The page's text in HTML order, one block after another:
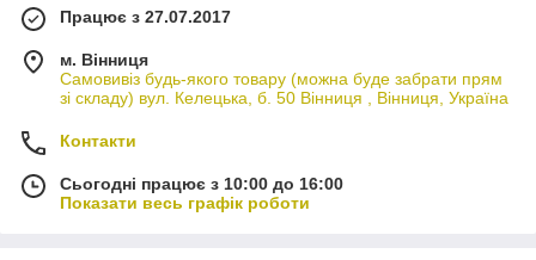
Працює з 27.07.2017
м. Вінниця
Самовивіз будь-якого товару (можна буде забрати прям
зі складу) вул. Келецька, б. 50 Вінниця , Вінниця, Україна
Контакти
Сьогодні працює з 10:00 до 16:00
Показати весь графік роботи